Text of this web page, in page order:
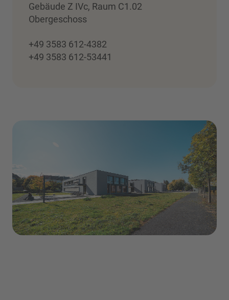
Gebäude Z IVc, Raum C1.02
Obergeschoss
+49 3583 612-4382
+49 3583 612-53441